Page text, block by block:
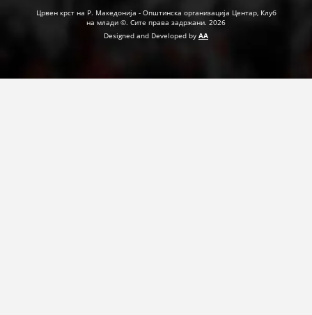
Црвен крст на Р. Македонија - Општинска организација Центар, Клуб
на млади ©. Сите права задржани. 2026
Designed and Developed by AA